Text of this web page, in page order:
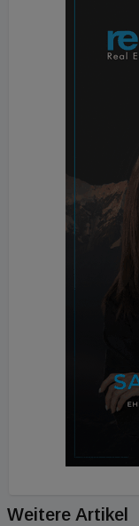
ist z.B. der
Firmeninhaber
„Wir sehen die
die
ungut sind,
Weitere Artikel